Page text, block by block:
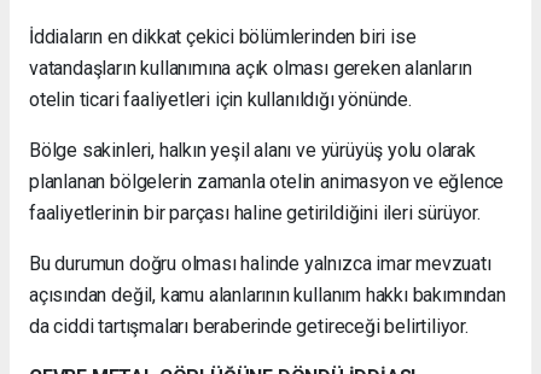
İddiaların en dikkat çekici bölümlerinden biri ise
vatandaşların kullanımına açık olması gereken alanların
otelin ticari faaliyetleri için kullanıldığı yönünde.
Bölge sakinleri, halkın yeşil alanı ve yürüyüş yolu olarak
planlanan bölgelerin zamanla otelin animasyon ve eğlence
faaliyetlerinin bir parçası haline getirildiğini ileri sürüyor.
Bu durumun doğru olması halinde yalnızca imar mevzuatı
açısından değil, kamu alanlarının kullanım hakkı bakımından
da ciddi tartışmaları beraberinde getireceği belirtiliyor.